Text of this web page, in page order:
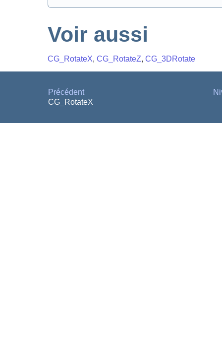
Voir aussi
CG_RotateX, CG_RotateZ, CG_3DRotate
Précédent
CG_RotateX